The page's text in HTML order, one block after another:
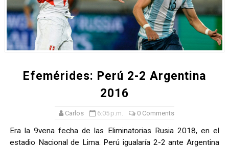
Efemérides: Perú 2-2 Argentina
2016
Carlos 6:05 p.m. 0 Comments
Era la 9vena fecha de las Eliminatorias Rusia 2018, en el
estadio Nacional de Lima. Perú igualaría 2-2 ante Argentina